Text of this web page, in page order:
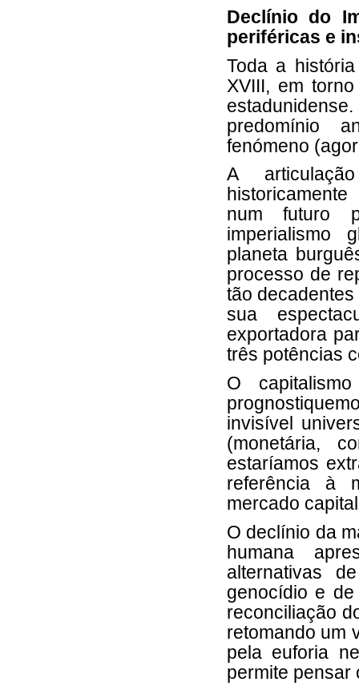
Declínio do
periféricas e
Toda a
XVIII, em
predomínio
fenómeno
A
num futuro
imperialismo
planeta
processo de
tão
sua
exportadora
três potências
O
invisível
(monetária,
estaríamos
referência à
mercado
O declínio da
humana
alternativas
genocídio e
reconciliação
retomando um
pela euforia
permite pensar